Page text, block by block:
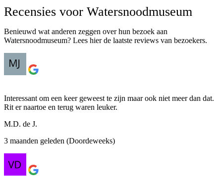
Recensies voor Watersnoodmuseum
Benieuwd wat anderen zeggen over hun bezoek aan
Watersnoodmuseum? Lees hier de laatste reviews van bezoekers.
Interessant om een keer geweest te zijn maar ook niet meer dan dat.
Rit er naartoe en terug waren leuker.
M.D. de J.
3 maanden geleden (Doordeweeks)